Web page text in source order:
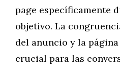
page específicamente
objetivo. La
del anuncio y la
crucial para las